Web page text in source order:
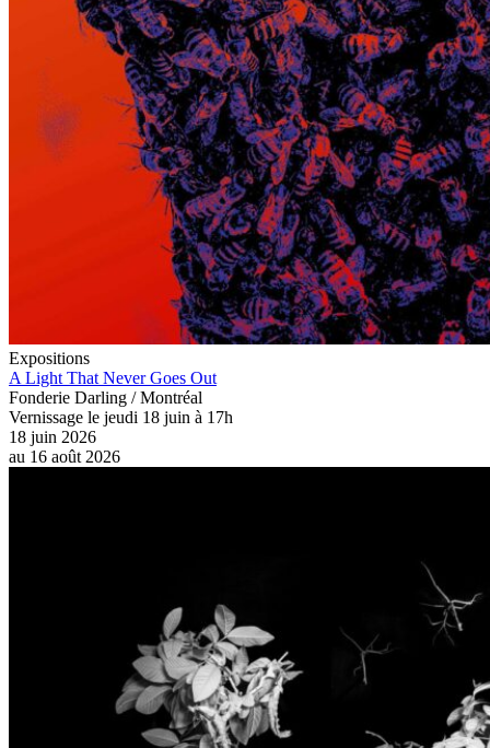
Expositions
A Light That Never Goes Out
Fonderie Darling / Montréal
Vernissage le jeudi 18 juin à 17h
18 juin 2026
au 16 août 2026